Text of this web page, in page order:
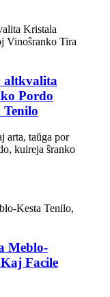
altkvalita
Pordo
arta, taŭga por
kuireja ŝranko
Meblo-
Facile